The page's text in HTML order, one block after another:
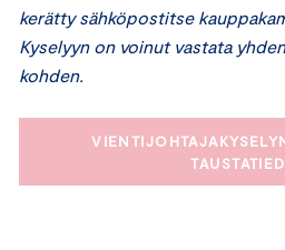
kerätty sähköpostitse
Kyselyyn on voinut vastata
kohden.